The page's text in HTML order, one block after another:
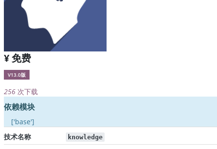
¥ 免费
V13.0版
256 次下载
依赖模块
['base']
技术名称
knowledge